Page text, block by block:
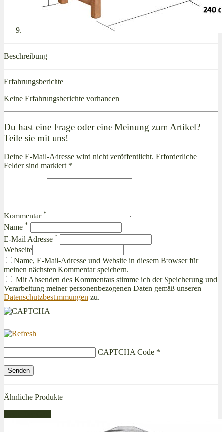
Beschreibung
Erfahrungsberichte
Keine Erfahrungsberichte vorhanden
Du hast eine Frage oder eine Meinung zum Artikel?
Teile sie mit uns!
Deine E-Mail-Adresse wird nicht veröffentlicht. Erforderliche
Felder sind markiert *
Kommentar *
Name *
E-Mail Adresse *
Webseite
Name, E-Mail-Adresse und Website in diesem Browser für
meinen nächsten Kommentar speichern.
Mit Absenden des Kommentars stimme ich der Speicherung und
Verarbeitung meiner personenbezogenen Daten gemäß unseren
Datenschutzbestimmungen zu.
CAPTCHA Code *
Ähnliche Produkte